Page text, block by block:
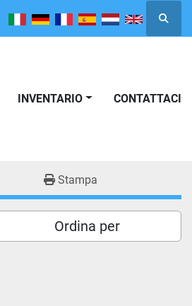
Cerca
INVENTARIO CONTATTACI
Stampa
Ordina per